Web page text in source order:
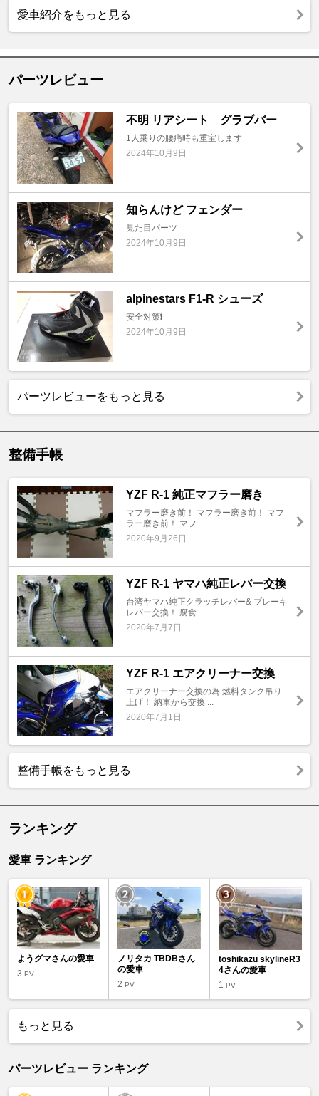
愛車紹介をもっと見る
パーツレビュー
不明 リアシート グラブバー
1人乗りの腰痛時も重宝します
2024年10月9日
知らんけど フェンダー
見た目パーツ
2024年10月9日
alpinestars F1-R シューズ
安全対策❗️
2024年10月9日
パーツレビューをもっと見る
整備手帳
YZF R-1 純正マフラー磨き
マフラー磨き前！ マフラー磨き前！ マフ
ラー磨き前！ マフ ...
2020年9月26日
YZF R-1 ヤマハ純正レバー交換
台湾ヤマハ純正クラッチレバー& ブレーキ
レバー交換！ 腐食 ...
2020年7月7日
YZF R-1 エアクリーナー交換
エアクリーナー交換の為 燃料タンク吊り
上げ！ 納車から交換 ...
2020年7月1日
整備手帳をもっと見る
ランキング
愛車 ランキング
ようグマさんの愛車
3 PV
ノリタカ TBDBさん
の愛車
2PV
toshikazu skylineR3
4さんの愛車
1 PV
もっと見る
パーツレビュー ランキング